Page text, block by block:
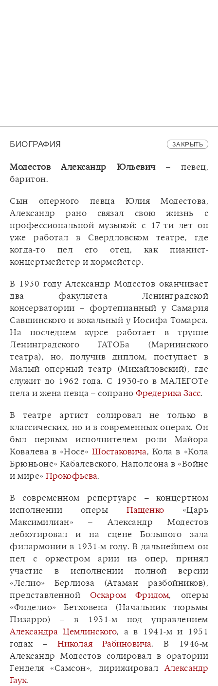
БИОГРАФИЯ ЗАКРЫТЬ
Модестов Александр Юльевич– певец,
баритон.
Сын оперного певца Юлия Модестова,
Александр рано связал свою жизнь с
профессиональной музыкой: с 17-ти лет он
уже работал в Свердловском театре, где
когда-то пел его отец, как пианист-
концертмейстер и хормейстер.
В 1930 году Александр Модестов оканчивает
два факультета Ленинградской
консерватории – фортепианный у Самария
Савшинского и вокальный у Иосифа Томарса.
На последнем курсе работает в труппе
Ленинградского ГАТОБа (Мариинского
театра), но, получив диплом, поступает в
Малый оперный театр (Михайловский), где
служит до 1962 года. С 1930-го в МАЛЕГОТе
пела и жена певца – сопрано Фредерика Засс.
В театре артист солировал не только в
классических, но и в современных операх. Он
был первым исполнителем роли Майора
Ковалева в «Носе»Шостаковича, Кола в «Кола
Брюньоне» Кабалевского, Наполеона в «Войне
и мире» Прокофьева.
В современном репертуаре – концертном
исполнении оперыПащенко«Царь
Максимилиан» – Александр Модестов
дебютировал и на сцене Большого зала
филармонии в 1931-м году. В дальнейшем он
пел с оркестром арии из опер, принял
участие в исполнении полной версии
«Лелио» Берлиоза (Атаман разбойников),
представленнойОскаром Фридом, оперы
«Фиделио» Бетховена (Начальник тюрьмы
Пизарро) – в 1931-м под управлением
Александра Цемлинского, а в 1941-м и 1951
годах –Николая Рабиновича. В 1946-м
Александр Модестов солировал в оратории
Генделя «Самсон», дирижировалАлександр
Гаук.